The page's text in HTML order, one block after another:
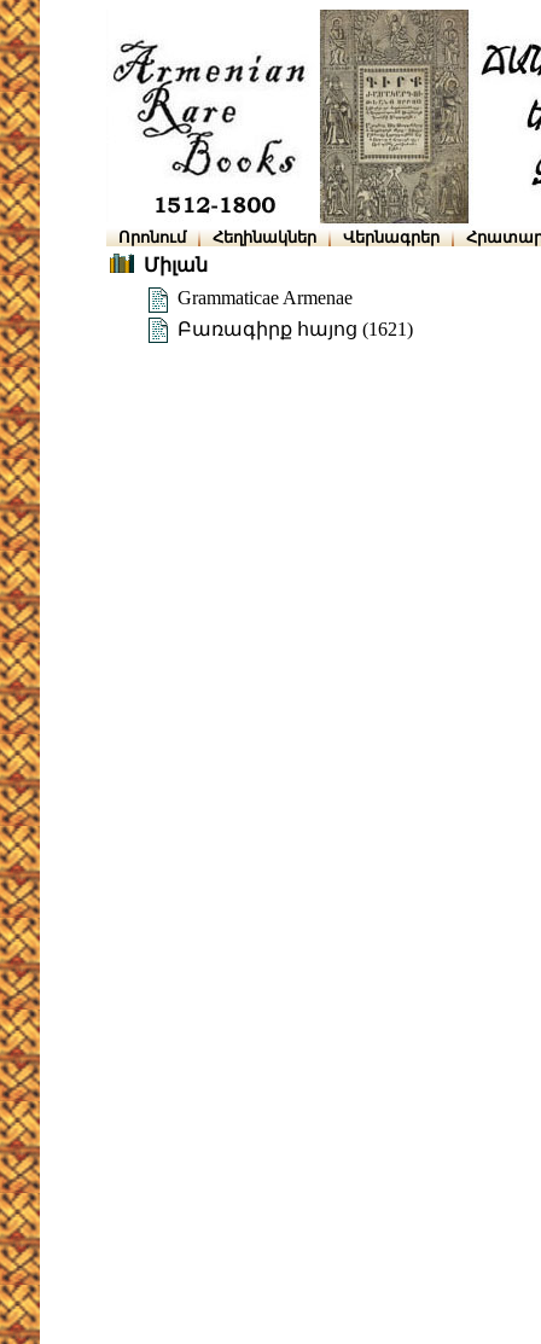
Որոնում Հեղինակներ Վերնագրեր
Միլան
Grammaticae Armenae
Բառագիրք հայոց (1621)